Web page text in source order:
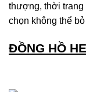
thượng, thời trang
chọn không thể
ĐỒNG HỒ